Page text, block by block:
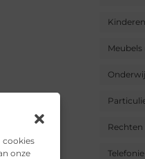
cookies
onze
Kinderen
Meubels
Rechten
Telefonie